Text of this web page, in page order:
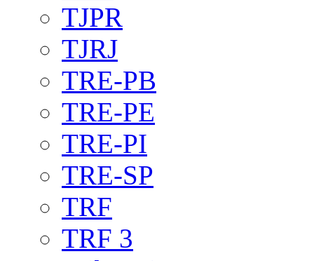
TJPR
TJRJ
TRE-PB
TRE-PE
TRE-PI
TRE-SP
TRF
TRF 3